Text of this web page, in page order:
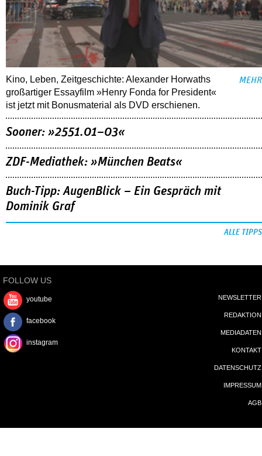
Kino, Leben, Zeitgeschichte: Alexander Horwaths
großartiger Essayfilm »Henry Fonda for President«
ist jetzt mit Bonusmaterial als DVD erschienen.
MEHR
Sooner: »2551.01–03«
ZDF-Mediathek: »München Beats«
Buch-Tipp: AugenBlick – Ein Gespräch mit
Dominik Graf
ALLE TIPPS
FOLLOW US
youtube
facebook
instagram
NEWSLETTER
REDAKTION
MEDIADATEN
KONTAKT
DATENSCHUTZ
IMPRESSUM
AGB